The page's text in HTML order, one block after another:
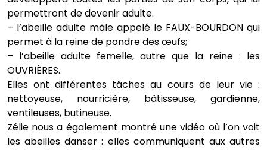
permettront de devenir adulte.
– l’abeille adulte mâle appelé le FAUX-BOURDON qui
permet à la reine de pondre des œufs;
– l’abeille adulte femelle, autre que la reine : les
OUVRIÈRES.
Elles ont différentes tâches au cours de leur vie :
nettoyeuse, nourricière, bâtisseuse, gardienne,
ventileuses, butineuse.
Zélie nous a également montré une vidéo où l’on voit
les abeilles danser : elles communiquent aux autres